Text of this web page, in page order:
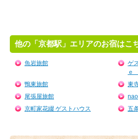
他の「京都駅」エリアのお宿はこ
魚岩旅館
ゲ
ｅ
鴨東旅館
東
尾張屋旅館
京町家花綴 ゲストハウス
五